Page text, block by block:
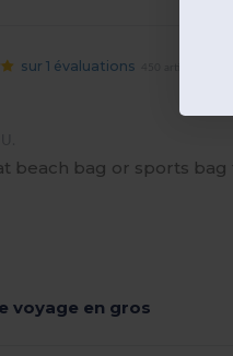
sur 1 évaluations
beach bag or sports
voyage en gros